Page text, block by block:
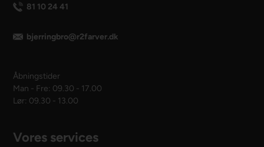
81 10 24 41
bjerringbro@r2farver.dk
Åbningstider
Man - Fre: 09.30 - 17.00
Lør: 09.30 - 13.00
Vores services